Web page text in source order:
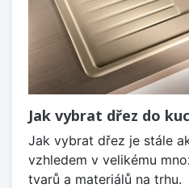
Jak vybrat dřez do
Jak vybrat dřez je stále
vzhledem v velikému
tvarů a materiálů na trhu.